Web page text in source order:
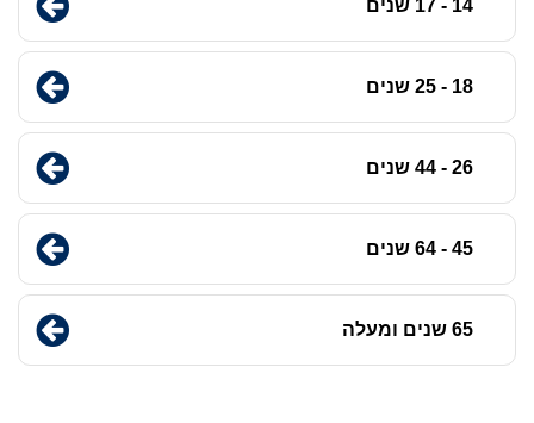
14 - 17 שנים
18 - 25 שנים
26 - 44 שנים
45 - 64 שנים
65 שנים ומעלה